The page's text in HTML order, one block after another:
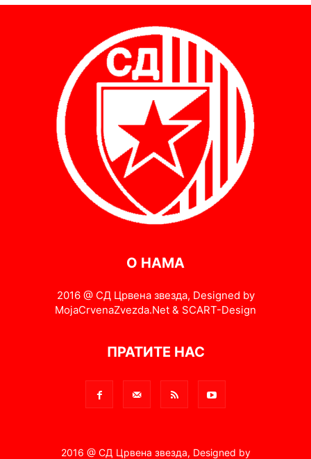
О НАМА
2016 @ СД Црвена звезда, Designed by
MojaCrvenaZvezda.Net & SCART-Design
ПРАТИТЕ НАС
2016 @ СД Црвена звезда, Designed by